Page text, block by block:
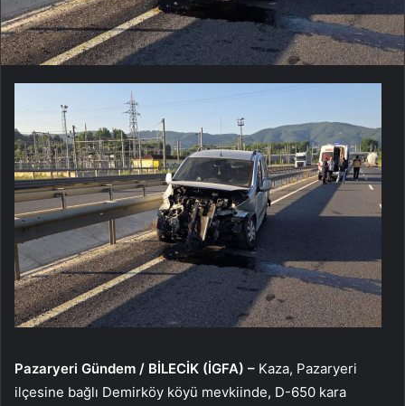
Pazaryeri Gündem / BİLECİK (İGFA) – Kaza, Pazaryeri
ilçesine bağlı Demirköy köyü mevkiinde, D-650 kara